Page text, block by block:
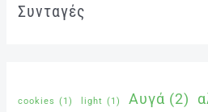
Συνταγές
cookies (1) light (1) Αυγά (2)